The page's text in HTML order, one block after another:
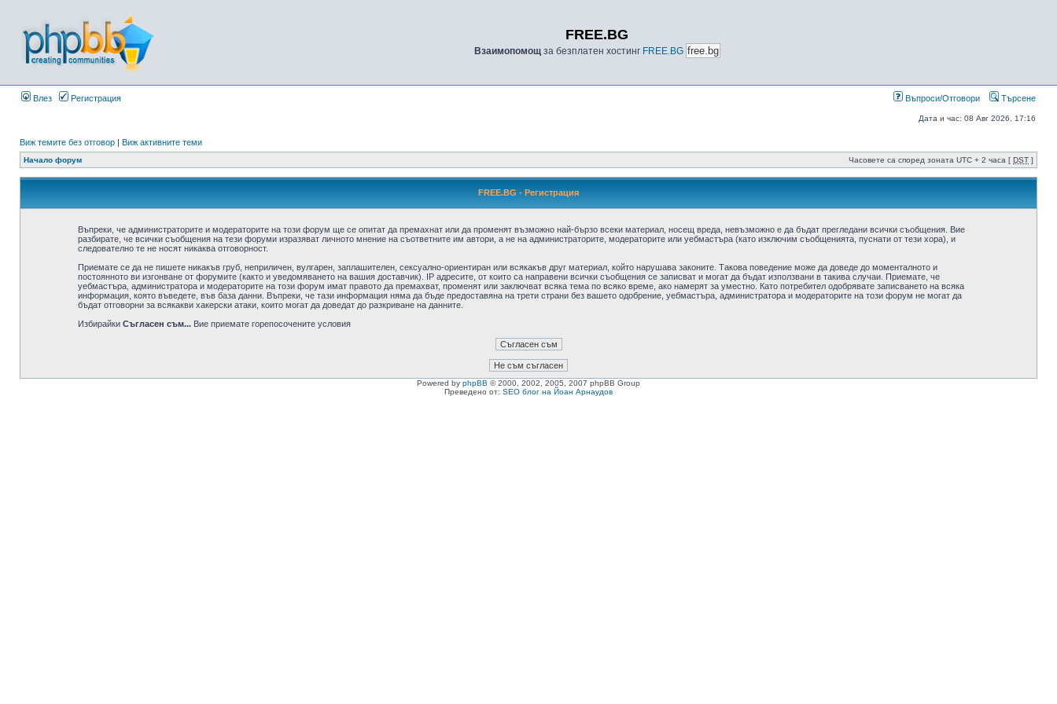
FREE.BG
Взаимопомощза безплатен хостинг FREE.BG
Влез Регистрация Въпроси/Отговори Търсене
Дата и час: 08 Авг 2026, 17:16
Виж темите без отговор | Виж активните теми
Начало форум Часовете са според зоната UTC + 2 часа [ DST ]
FREE.BG - Регистрация
Въпреки, че администраторите и модераторите на този форум ще се опитат да премахнат или да променят възможно най-бързо всеки материал, носещ вреда, невъзможно е да бъдат прегледани всички съобщения. Вие
разбирате, че всички съобщения на тези форуми изразяват личното мнение на съответните им автори, а не на администраторите, модераторите или уебмастъра (като изключим съобщенията, пуснати от тези хора), и
следователно те не носят никаква отговорност.
Приемате се да не пишете никакъв груб, неприличен, вулгарен, заплашителен, сексуално-ориентиран или всякакъв друг материал, който нарушава законите. Такова поведение може да доведе до моменталното и
постоянното ви изгонване от форумите (както и уведомяването на вашия доставчик). IP адресите, от които са направени всички съобщения се записват и могат да бъдат използвани в такива случаи. Приемате, че
уебмастъра, администратора и модераторите на този форум имат правото да премахват, променят или заключват всяка тема по всяко време, ако намерят за уместно. Като потребител одобрявате записването на всяка
информация, която въведете, във база данни. Въпреки, че тази информация няма да бъде предоставяна на трети страни без вашето одобрение, уебмастъра, администратора и модераторите на този форум не могат да
бъдат отговорни за всякакви хакерски атаки, които могат да доведат до разкриване на данните.
Избирайки Съгласен съм...Вие приемате горепосочените условия
Powered by phpBB © 2000, 2002, 2005, 2007 phpBB Group
Преведено от: SEO блог на Йоан Арнаудов